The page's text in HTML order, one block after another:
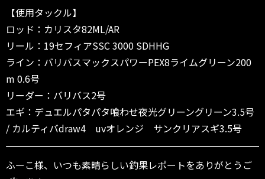
【使用タックル】
ロッド：カリスタ82ML/AR
リール：19セフィアSSC 3000 SDHHG
ライン：バリバスマックスパワーPEX8ライムグリーン200
m 0.6号
リーダー：バリバス2号
エギ：デュエルパタパタ喰わせ夜光グリーングリーン3.5号
/ カルティバdraw4 uvオレンジ サンクリアスギ3.5号
ふーこ様、いつも素晴らしい釣果レポートをありがとうご